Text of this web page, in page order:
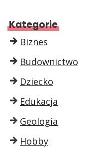
Kategorie
Biznes
Budownictwo
Dziecko
Edukacja
Geologia
Hobby